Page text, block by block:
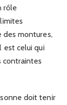
rôle
des montures,
est celui qui
contraintes
doit tenir